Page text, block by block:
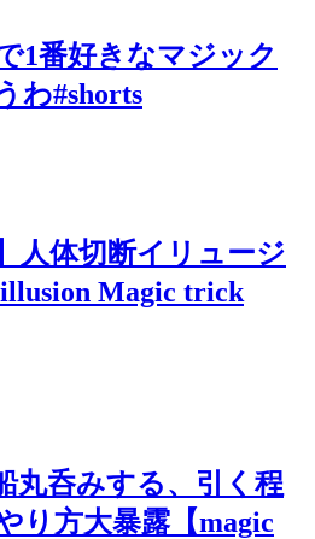
1番好きなマジック
わ#shorts
人体切断イリュージ
Magic trick
丸呑みする、引く程
り方大暴露【magic